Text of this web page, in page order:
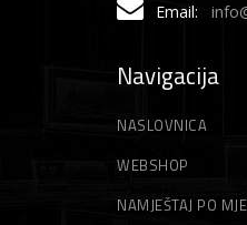
Email:
Navigacija
NASLOVNICA
WEBSHOP
NAMJEŠTAJ PO